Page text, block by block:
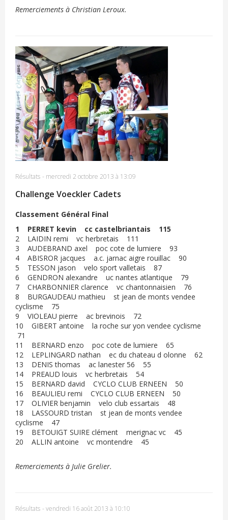
Remerciements à Christian Leroux.
Résultats - mercredi 2 octobre 2013 à 13:09
Challenge Voeckler Cadets
Classement Général Final
1 PERRET kevin cc castelbriantais 115
2 LAIDIN remi vc herbretais 111
3 AUDEBRAND axel poc cote de lumiere 93
4 ABISROR jacques a.c. jarnac aigre rouillac 90
5 TESSON jason velo sport valletais 87
6 GENDRON alexandre uc nantes atlantique 79
7 CHARBONNIER clarence vc chantonnaisien 76
8 BURGAUDEAU mathieu st jean de monts vendee
cyclisme 75
9 VIOLEAU pierre ac brevinois 72
10 GIBERT antoine la roche sur yon vendee cyclisme
71
11 BERNARD enzo poc cote de lumiere 65
12 LEPLINGARD nathan ec du chateau d olonne 62
13 DENIS thomas ac lanester 56 55
14 PREAUD louis vc herbretais 54
15 BERNARD david CYCLO CLUB ERNEEN 50
16 BEAULIEU remi CYCLO CLUB ERNEEN 50
17 OLIVIER benjamin velo club essartais 48
18 LASSOURD tristan st jean de monts vendee
cyclisme 47
19 BETOUIGT SUIRE clément merignac vc 45
20 ALLIN antoine vc montendre 45
Remerciements à Julie Grelier.
Résultats - vendredi 16 août 2013 à 10:10